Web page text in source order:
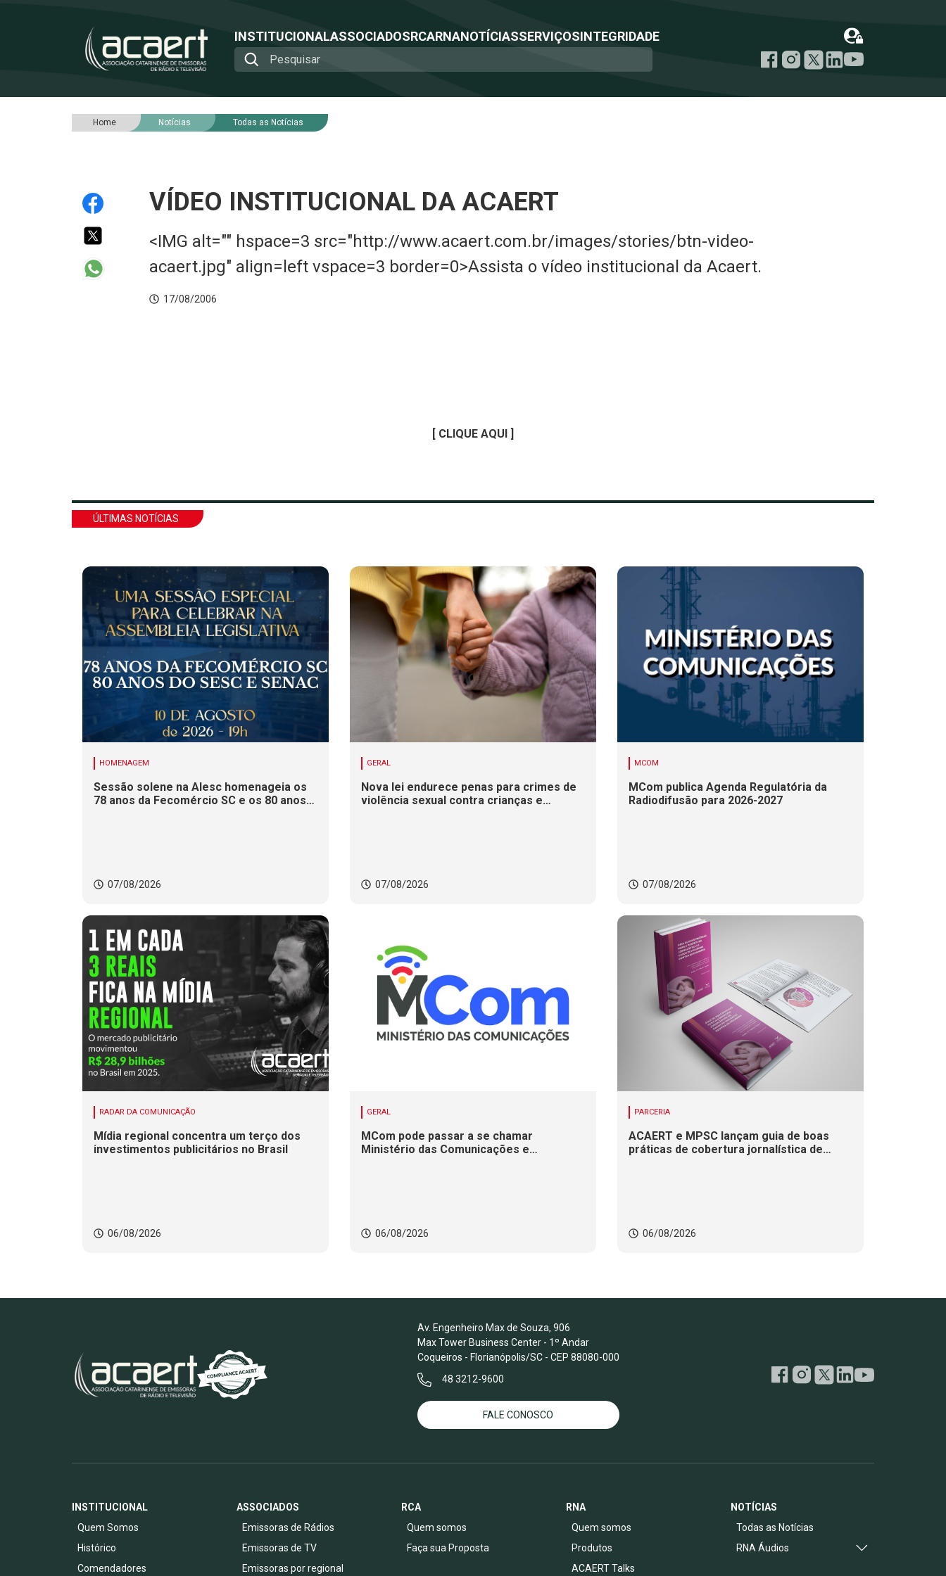
INSTITUCIONALASSOCIADOSRCARNANOTÍCIASSERVIÇOSINTEGRIDADE
Home Notícias Todas as Notícias
VÍDEO INSTITUCIONAL DA ACAERT
<IMG alt="" hspace=3 src="http://www.acaert.com.br/images/stories/btn-video-
acaert.jpg" align=left vspace=3 border=0>Assista o vídeo institucional da Acaert.
17/08/2006
[ CLIQUE AQUI ]
ÚLTIMAS NOTÍCIAS
HOMENAGEM
Sessão solene na Alesc homenageia os
78 anos da Fecomércio SC e os 80 anos
07/08/2026
GERAL
Nova lei endurece penas para crimes de
violência sexual contra crianças e
07/08/2026
MCOM
MCom publica Agenda Regulatória da
Radiodifusão para 2026-2027
07/08/2026
RADAR DA COMUNICAÇÃO
Mídia regional concentra um terço dos
investimentos publicitários no Brasil
06/08/2026
GERAL
MCom pode passar a se chamar
Ministério das Comunicações e
06/08/2026
PARCERIA
ACAERT e MPSC lançam guia de boas
práticas de cobertura jornalística de
06/08/2026
Av. Engenheiro Max de Souza, 906
Max Tower Business Center - 1º Andar
Coqueiros - Florianópolis/SC - CEP 88080-000
48 3212-9600
FALE CONOSCO
INSTITUCIONAL
Quem Somos
Histórico
Comendadores
ASSOCIADOS
Emissoras de Rádios
Emissoras de TV
Emissoras por regional
RCA
Quem somos
Faça sua Proposta
RNA
Quem somos
Produtos
ACAERT Talks
NOTÍCIAS
Todas as Notícias
RNA Áudios